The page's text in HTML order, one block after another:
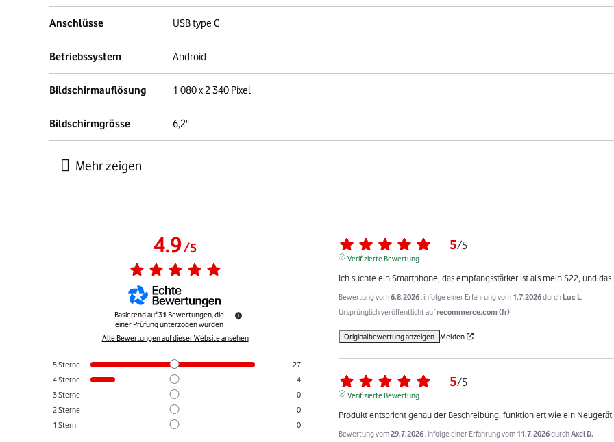
Anschlüsse USB type C
Betriebssystem Android
Bildschirmauflösung 1 080 x 2 340 Pixel
Bildschirmgrösse 6,2"
4.9/5
Basierend auf31 Bewertungen, die
einer Prüfung unterzogen wurden
Alle Bewertungen auf dieser Website ansehen
5Sterne
27
4Sterne
4
3Sterne
0
2Sterne
0
1 Stern 0
5/5
Verifizierte Bewertung
Ich suchte ein Smartphone, das empfangsstärker ist als mein S22, und das
Bewertung vom6.8.2026 , infolge einer Erfahrung vom 1.7.2026durch Luc L.
Ursprünglich veröffentlicht aufrecommerce.com (fr)
Originalbewertung anzeigen Melden
5/5
Verifizierte Bewertung
Produkt entspricht genau der Beschreibung, funktioniert wie ein Neugerät
Bewertung vom29.7.2026 , infolge einer Erfahrung vom 11.7.2026durchAxel D.